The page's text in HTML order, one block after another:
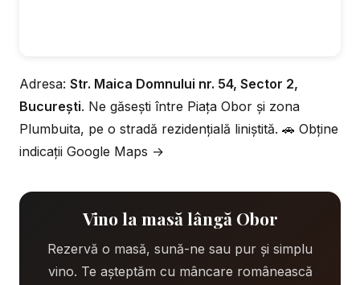
Adresa: Str. Maica Domnului nr. 54, Sector 2,
București. Ne găsești între Piața Obor și zona
Plumbuita, pe o stradă rezidențială liniștită. 🚗 Obține
indicații Google Maps →
Vino la masă lângă Obor
Rezervă o masă, sună-ne sau pur și simplu
vino. Te așteptăm cu mâncare românească